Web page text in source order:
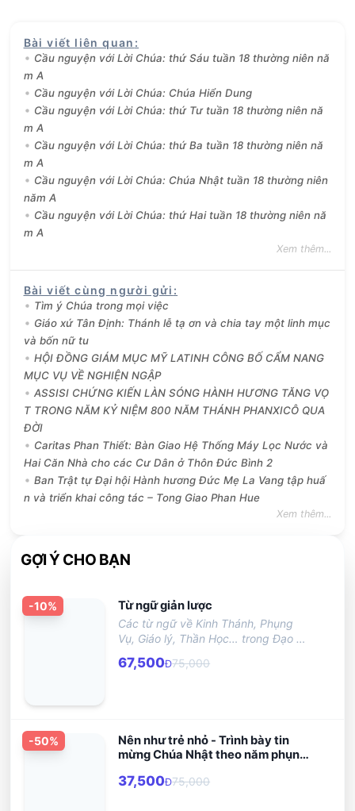
Bài viết liên quan :
Cầu nguyện với Lời Chúa: thứ Sáu tuần 18 thường niên nă
m A
Cầu nguyện với Lời Chúa: Chúa Hiển Dung
Cầu nguyện với Lời Chúa: thứ Tư tuần 18 thường niên nă
m A
Cầu nguyện với Lời Chúa: thứ Ba tuần 18 thường niên nă
m A
Cầu nguyện với Lời Chúa: Chúa Nhật tuần 18 thường niên
năm A
Cầu nguyện với Lời Chúa: thứ Hai tuần 18 thường niên nă
m A
Xem thêm...
Bài viết cùng người gửi :
Tìm ý Chúa trong mọi việc
Giáo xứ Tân Định: Thánh lễ tạ ơn và chia tay một linh mục
và bốn nữ tu
HỘI ĐỒNG GIÁM MỤC MỸ LATINH CÔNG BỐ CẨM NANG
MỤC VỤ VỀ NGHIỆN NGẬP
ASSISI CHỨNG KIẾN LÀN SÓNG HÀNH HƯƠNG TĂNG VỌ
T TRONG NĂM KỶ NIỆM 800 NĂM THÁNH PHANXICÔ QUA
ĐỜI
Caritas Phan Thiết: Bàn Giao Hệ Thống Máy Lọc Nước và
Hai Căn Nhà cho các Cư Dân ở Thôn Đức Bình 2
Ban Trật tự Đại hội Hành hương Đức Mẹ La Vang tập huấ
n và triển khai công tác – Tong Giao Phan Hue
Xem thêm...
GỢI Ý CHO BẠN
-10% Từ ngữ giản lược
Các từ ngữ về Kinh Thánh, Phụng
Vụ, Giáo lý, Thần Học… trong Đạo có
gian sử dụng lâu dài. Do đó, khá khó
có tính cách chuyên khảo và dùng
cho các nhà nghiên cứu hơn là cho
đại chúng.
Vì nhu cầu mục vụ chúng tôi soạn
67,500Đ75,000
-50%
Nên như trẻ nhỏ - Trình bày tin
mừng Chúa Nhật theo năm phụng
37,500Đ75,000